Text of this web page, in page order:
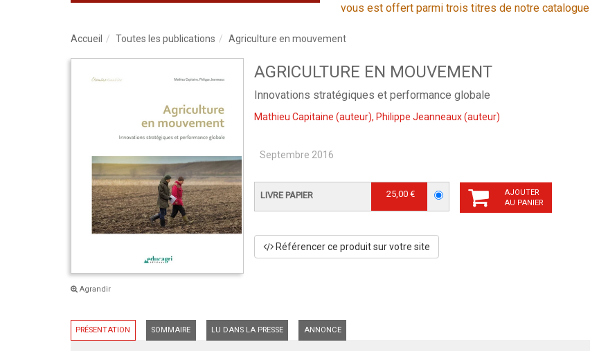
vous est offert parmi trois titres de notre
Accueil Toutes les publications Agriculture en mouvement
Agrandir
AGRICULTURE EN MOUVEMENT
Innovations stratégiques et performance globale
Mathieu Capitaine (auteur), Philippe Jeanneaux(auteur)
Septembre 2016
LIVRE PAPIER 25,00 €
AJOUTER
AU PANIER
Référencer ce produit sur votre site
PRÉSENTATION SOMMAIRE LU DANS LA PRESSE ANNONCE